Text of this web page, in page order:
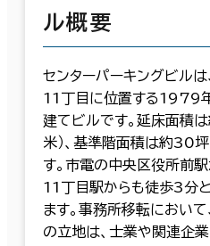
ル概要
センターパーキングビル
11丁目に位置する1979
建てビルです。延床面積
米）、基準階面積は約30
す。市電の中央区役所前
11丁目駅からも徒歩3分
ます。事務所移転におい
の立地は、士業や関連企